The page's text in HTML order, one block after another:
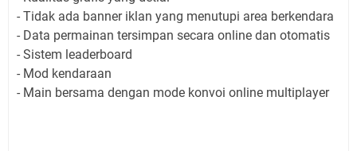
- Tidak ada banner iklan yang menutupi area berkendara
- Data permainan tersimpan secara online dan otomatis
- Sistem leaderboard
- Mod kendaraan
- Main bersama dengan mode konvoi online multiplayer